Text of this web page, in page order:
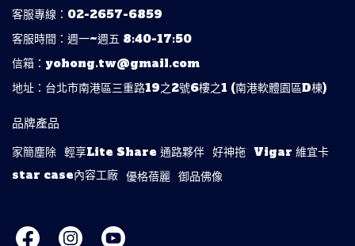
客服專線：02-2657-6859
客服時間：週一~週五 8:40-17:50
信箱：yohong.tw@gmail.com
地址：台北市南港區三重路19之2號6樓之1 (南港軟體園區D棟)
品牌產品
家簡塵除 輕享Lite Share 通路夥伴 好神拖 Vigar 維宜卡
star case內容工廠 優格蓓麗 御品佛像